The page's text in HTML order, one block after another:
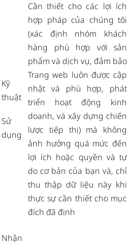
Kỹ
thuật
Sử
dụng
Cần thiết cho các lợi ích
hợp pháp của chúng tôi
(xác định nhóm khách
hàng phù hợp với sản
phẩm và dịch vụ, đảm bảo
Trang web luôn được cập
nhật và phù hợp, phát
triển hoạt động kinh
doanh, và xây dựng chiến
lược tiếp thị) mà không
ảnh hưởng quá mức đến
lợi ích hoặc quyền và tự
do cơ bản của bạn và, chỉ
thu thập dữ liệu này khi
thực sự cần thiết cho mục
đích đã định
Nhận